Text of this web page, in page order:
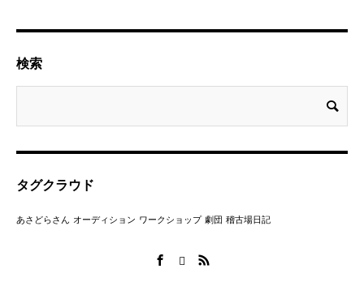
検索
タグクラウド
あさどらさん オーディション ワークショップ 劇団 稽古場日記